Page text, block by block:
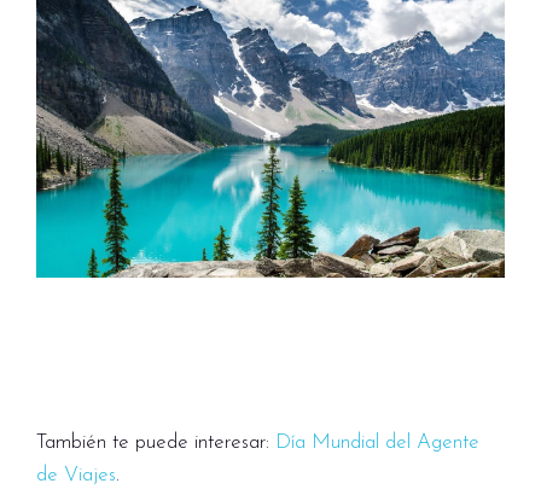
También te puede interesar: Día Mundial del Agente
de Viajes.